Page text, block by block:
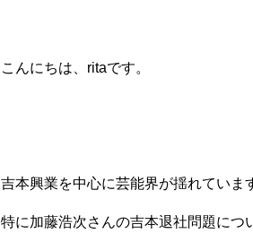
こんにちは、ritaです。
吉本興業を中心に芸能界が揺れていま
特に加藤浩次さんの吉本退社問題につ